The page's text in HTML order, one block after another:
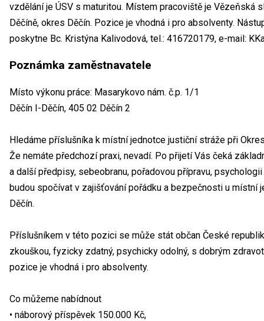
vzdělání je ÚSV s maturitou. Místem pracoviště je Vězeňská
Děčíně, okres Děčín. Pozice je vhodná i pro absolventy.
poskytne Bc. Kristýna Kalivodová, tel.: 416720179, e-mail:
Poznámka zaměstnavatele
Místo výkonu práce: Masarykovo nám. č.p. 1/1
Děčín I-Děčín, 405 02 Děčín 2
Hledáme příslušníka k místní jednotce justiční stráže při
Že nemáte předchozí praxi, nevadí. Po přijetí Vás čeká
a další předpisy, sebeobranu, pořadovou přípravu,
budou spočívat v zajišťování pořádku a bezpečnosti u místní
Děčín.
Příslušníkem v této pozici se může stát občan České
zkouškou, fyzicky zdatný, psychicky odolný, s dobrým
pozice je vhodná i pro absolventy.
Co můžeme nabídnout
• náborový příspěvek 150.000 Kč,